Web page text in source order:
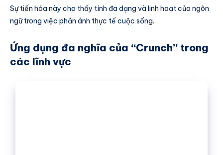
Sự tiến hóa này cho thấy tính đa dạng và linh hoạt của ngôn
ngữ trong việc phản ánh thực tế cuộc sống.
Ứng dụng đa nghĩa của “Crunch” trong
các lĩnh vực